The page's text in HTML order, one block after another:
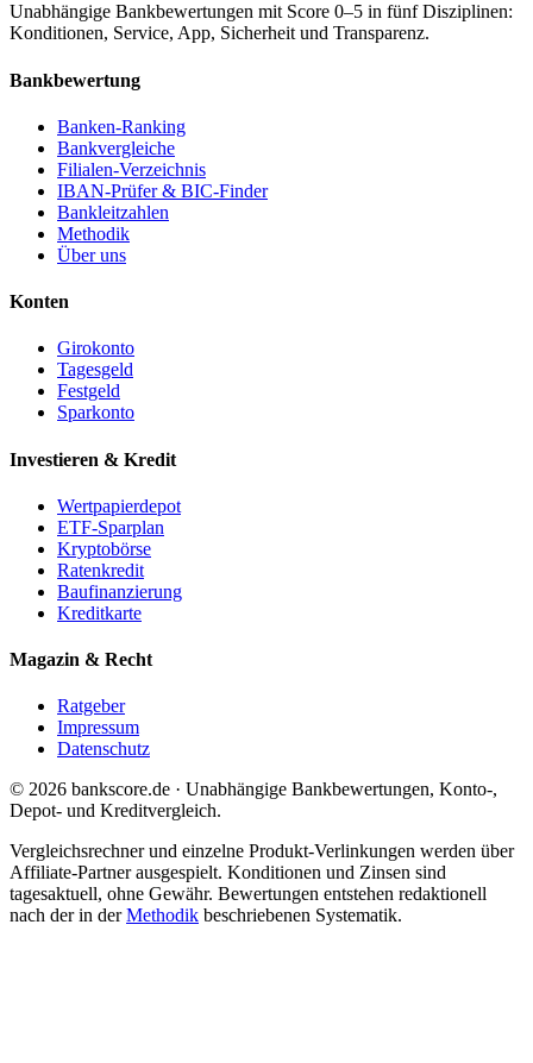
Unabhängige Bankbewertungen mit Score 0–5 in fünf Disziplinen:
Konditionen, Service, App, Sicherheit und Transparenz.
Bankbewertung
Banken-Ranking
Bankvergleiche
Filialen-Verzeichnis
IBAN-Prüfer & BIC-Finder
Bankleitzahlen
Methodik
Über uns
Konten
Girokonto
Tagesgeld
Festgeld
Sparkonto
Investieren & Kredit
Wertpapierdepot
ETF-Sparplan
Kryptobörse
Ratenkredit
Baufinanzierung
Kreditkarte
Magazin & Recht
Ratgeber
Impressum
Datenschutz
© 2026 bankscore.de · Unabhängige Bankbewertungen, Konto-,
Depot- und Kreditvergleich.
Vergleichsrechner und einzelne Produkt-Verlinkungen werden über
Affiliate-Partner ausgespielt. Konditionen und Zinsen sind
tagesaktuell, ohne Gewähr. Bewertungen entstehen redaktionell
nach der in derMethodik beschriebenen Systematik.